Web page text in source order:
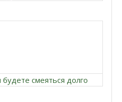
смеяться долго